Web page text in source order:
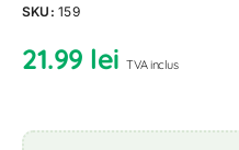
SKU:159
21.99 lei TVA inclus